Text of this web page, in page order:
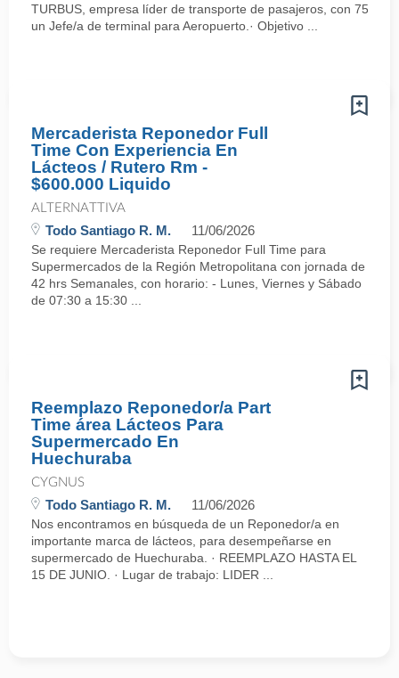
TURBUS, empresa líder de transporte de pasajeros, con 75
un Jefe/a de terminal para Aeropuerto.· Objetivo ...
Mercaderista Reponedor Full
Time Con Experiencia En
Lácteos / Rutero Rm -
$600.000 Liquido
ALTERNATTIVA
Todo Santiago R. M. 11/06/2026
Se requiere Mercaderista Reponedor Full Time para
Supermercados de la Región Metropolitana con jornada de
42 hrs Semanales, con horario: - Lunes, Viernes y Sábado
de 07:30 a 15:30 ...
Reemplazo Reponedor/a Part
Time área Lácteos Para
Supermercado En
Huechuraba
CYGNUS
Todo Santiago R. M. 11/06/2026
Nos encontramos en búsqueda de un Reponedor/a en
importante marca de lácteos, para desempeñarse en
supermercado de Huechuraba. · REEMPLAZO HASTA EL
15 DE JUNIO. · Lugar de trabajo: LIDER ...